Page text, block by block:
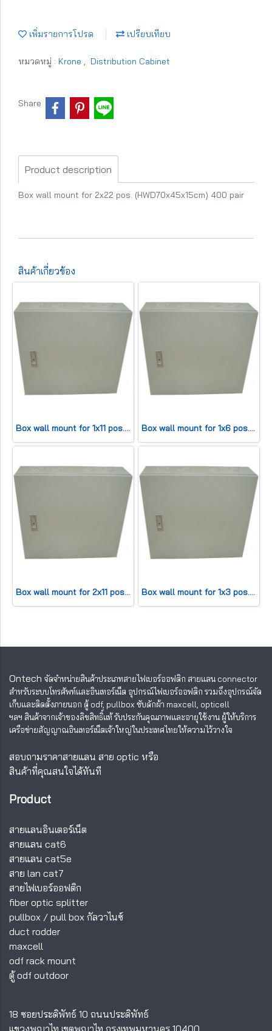
เพิ่มรายการโปรด เปรียบเทียบ
หมวดหมู่ : Krone , Distribution Cabinet
Share
Product description
Box wall mount for 2x22 pos. (HWD70x45x15cm) 400 pair
สินค้าเกี่ยวข้อง
Box wall mount for 1x11 pos. (HWD 42x25x13cm) 100 pair Box wall mount for 1x6 pos. (HWD30x25x13cm) 50 pair
Box wall mount for 2x11 pos. (HWD42x45x13cm) 200 pair Box wall mount for 1x3 pos. (HWD20x20x11cm) 30 pair
Ontech จัดจำหน่ายสินค้าประเภทสายไฟเบอร์ออฟติก สายแลน connector
สำหรับระบบโทรศัพท์และอินเทอร์เน็ต อุปกรณ์ไฟเบอร์ออฟติก รวมถึงอุปกรณ์จัด
เก็บและติดตั้งภายนอก ตู้ odf, pullbox ซับดักผ้า maxcell, opticell
ฯลฯ สินค้าจากเจ้าของลิขสิทธิ์แท้ รับประกันคุณภาพและอายุใช้งาน ผู้ให้บริการ
เครือข่ายสัญญาณอินเทอร์เน็ตเจ้าใหญ่ในประเทศไทยให้ความไว้วางใจ
สอบถามราคาสายแลน สาย optic หรือ
สินค้าที่คุณสนใจได้ทันที
Product
สายแลนอินเตอร์เน็ต
สายแลน cat6
สายแลน cat5e
สาย lan cat7
สายไฟเบอร์ออฟติก
fiber optic splitter
pullbox / pull box กัลวาไนซ์
duct rodder
maxcell
odf rack mount
ตู้ odf outdoor
18 ซอยประดิพัทธ์ 10 ถนนประดิพัทธ์
แขวงพญาไท เขตพญาไท กรุงเทพมหานคร 10400